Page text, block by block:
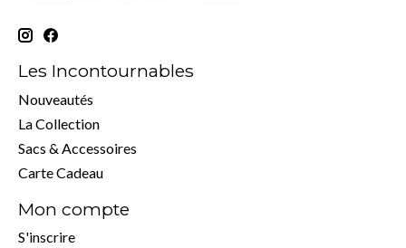
Les Incontournables
Nouveautés
La Collection
Sacs & Accessoires
Carte Cadeau
Mon compte
S'inscrire